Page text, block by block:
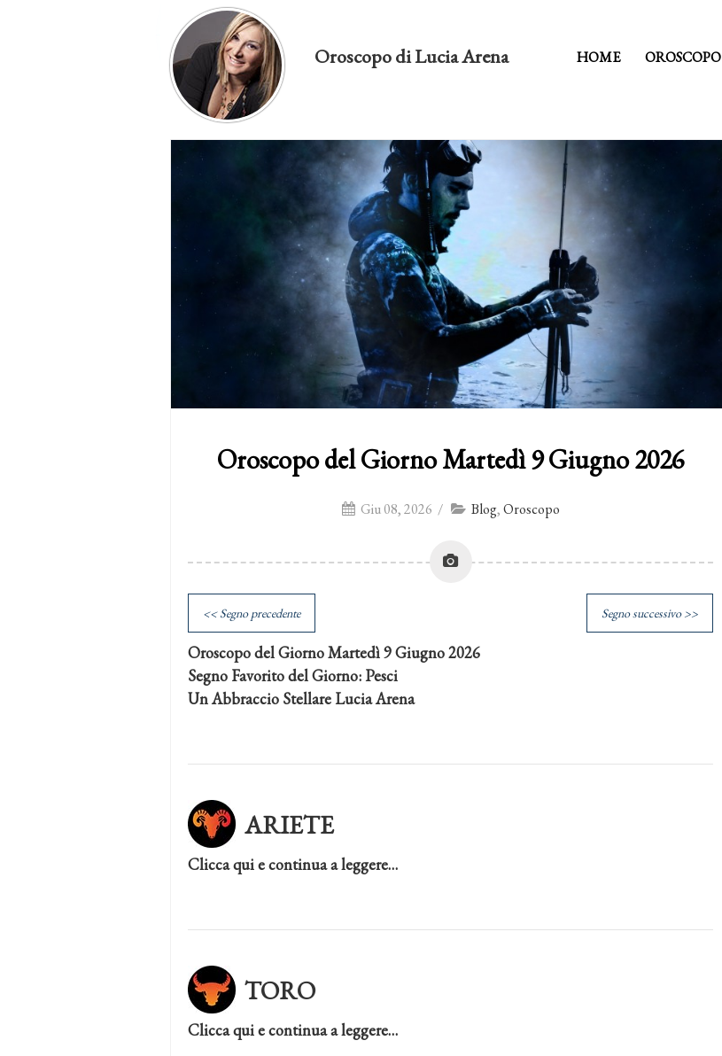
Oroscopo di Lucia Arena HOME OROSCOPO
Oroscopo del Giorno Martedì 9 Giugno 2026
Giu 08, 2026 / Blog,Oroscopo
<< Segno precedente Segno successivo >>
Oroscopo del Giorno Martedì 9 Giugno 2026
Segno Favorito del Giorno: Pesci
Un Abbraccio Stellare Lucia Arena
ARIETE
Clicca qui e continua a leggere…
TORO
Clicca qui e continua a leggere…